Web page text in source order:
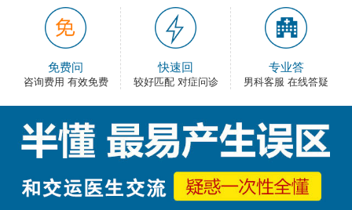
和平网友：
护士都很不错，服务好热情，看病很舒心。
卡佛：
手术费用还能接受，早上去的，下午就正常上班
了，出血不多，还不错。
大叔：
免费问
咨询费用 有效免费
快速回
较好匹配 对症问诊
专业答
男科客服 在线答疑